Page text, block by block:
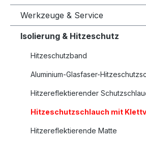
Werkzeuge & Service
Isolierung & Hitzeschutz
Hitzeschutzband
Aluminium-Glasfaser-
Hitzereflektierender
Hitzeschutzschlauch mit
Hitzereflektierende Matte